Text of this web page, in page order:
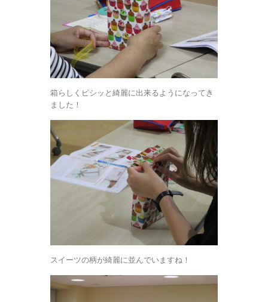
箱らしくピシッと綺麗に出来るようになってき
ました！
スイーツの柄が綺麗に並んでいますね！